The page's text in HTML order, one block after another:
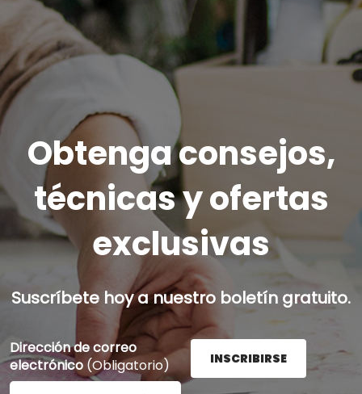
Obtenga consejos,
técnicas y ofertas
exclusivas
Suscríbete hoy a nuestro boletín gratuito.
Dirección de correo
electrónico (Obligatorio)
Ingrese su dirección de correo electrónico aquí y
INSCRIBIRSE